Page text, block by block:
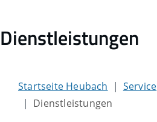
Dienstleistungen
Startseite Heubach Service
Dienstleistungen